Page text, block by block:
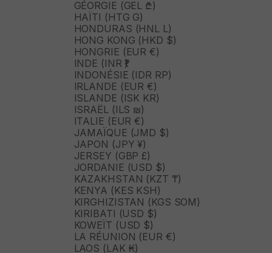
GÉORGIE (GEL ₾)
HAÏTI (HTG G)
HONDURAS (HNL L)
HONG KONG (HKD $)
HONGRIE (EUR €)
INDE (INR ₹)
INDONÉSIE (IDR RP)
IRLANDE (EUR €)
ISLANDE (ISK KR)
ISRAËL (ILS ₪)
ITALIE (EUR €)
JAMAÏQUE (JMD $)
JAPON (JPY ¥)
JERSEY (GBP £)
JORDANIE (USD $)
KAZAKHSTAN (KZT ₸)
KENYA (KES KSH)
KIRGHIZISTAN (KGS SOM)
KIRIBATI (USD $)
KOWEÏT (USD $)
LA RÉUNION (EUR €)
LAOS (LAK ₭)